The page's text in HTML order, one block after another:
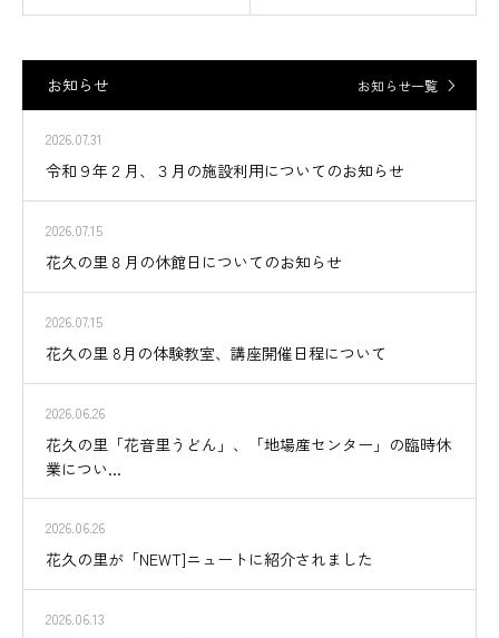
お知らせ お知らせ一覧
2026.07.31
令和９年２月、３月の施設利用についてのお知らせ
2026.07.15
花久の里８月の休館日についてのお知らせ
2026.07.15
花久の里 8月の体験教室、講座開催日程について
2026.06.26
花久の里「花音里うどん」、「地場産センター」の臨時休
業につい...
2026.06.26
花久の里が「NEWT]ニュートに紹介されました
2026.06.13